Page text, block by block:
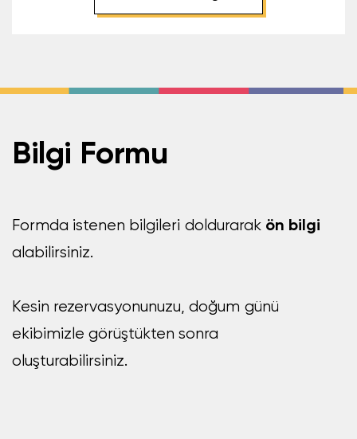
Bilgi Formu
Formda istenen bilgileri doldurarak ön bilgi
alabilirsiniz.
Kesin rezervasyonunuzu, doğum günü
ekibimizle görüştükten sonra
oluşturabilirsiniz.